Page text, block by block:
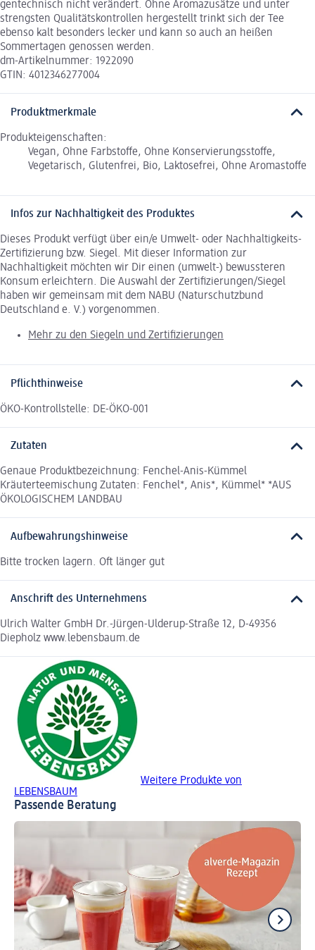
gentechnisch nicht verändert. Ohne Aromazusätze und unter
strengsten Qualitätskontrollen hergestellt trinkt sich der Tee
ebenso kalt besonders lecker und kann so auch an heißen
Sommertagen genossen werden.
dm-Artikelnummer: 1922090
GTIN: 4012346277004
Produktmerkmale
Produkteigenschaften:
Vegan, Ohne Farbstoffe, Ohne Konservierungsstoffe,
Vegetarisch, Glutenfrei, Bio, Laktosefrei, Ohne Aromastoffe
Infos zur Nachhaltigkeit des Produktes
Dieses Produkt verfügt über ein/e Umwelt- oder Nachhaltigkeits-
Zertifizierung bzw. Siegel. Mit dieser Information zur
Nachhaltigkeit möchten wir Dir einen (umwelt-) bewussteren
Konsum erleichtern. Die Auswahl der Zertifizierungen/Siegel
haben wir gemeinsam mit dem NABU (Naturschutzbund
Deutschland e. V.) vorgenommen.
Mehr zu den Siegeln und Zertifizierungen
Pflichthinweise
ÖKO-Kontrollstelle: DE-ÖKO-001
Zutaten
Genaue Produktbezeichnung: Fenchel-Anis-Kümmel
Kräuterteemischung Zutaten: Fenchel*, Anis*, Kümmel* *AUS
ÖKOLOGISCHEM LANDBAU
Aufbewahrungshinweise
Bitte trocken lagern. Oft länger gut
Anschrift des Unternehmens
Ulrich Walter GmbH Dr.-Jürgen-Ulderup-Straße 12, D-49356
Diepholz www.lebensbaum.de
Weitere Produkte von
LEBENSBAUM
Passende Beratung